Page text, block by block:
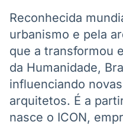
Reconhecida
urbanismo e pela
que a transformou
da Humanidade,
influenciando
arquitetos. É a
nasce o ICON,